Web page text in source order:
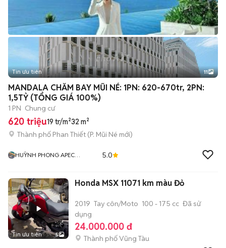
+2
Tin ưu tiên 11
MANDALA CHĂM BAY MŨI NÉ: 1PN: 620-670tr, 2PN:
1,5TỶ (TỔNG GIÁ 100%)
1 PN Chung cư
620 triệu19 tr/m²32 m²
Thành phố Phan Thiết (P. Mũi Né mới)
HUỲNH PHONG APEC
5.0
Tin ưu tiên 5
Honda MSX 11071 km màu Đỏ
2019 Tay côn/Moto 100 - 175 cc Đã sử
dụng
24.000.000 đ
Thành phố Vũng Tàu